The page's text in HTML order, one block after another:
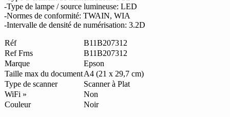
-Type de lampe / source lumineuse: LED
-Normes de conformité: TWAIN, WIA
-Intervalle de densité de numérisation: 3.2D
Réf
B11B207312
Ref Frns
B11B207312
Marque
Epson
Taille max du documentA4 (21 x 29,7 cm)
Type de scanner
Scanner à Plat
WiFi »
Non
Couleur
Noir